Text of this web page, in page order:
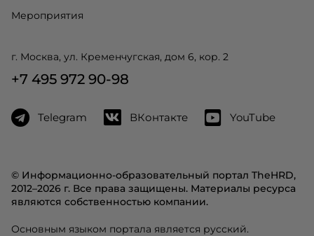
© Информационно-образовательный портал TheHRD,
2012–2026 г. Все права защищены. Материалы ресурса
являются собственностью компании.
Основным языком портала является русский.
Мероприятия
г. Москва, ул. Кременчугская, дом 6, кор. 2
+7 495 972 90-98
Telegram ВКонтакте YouTube